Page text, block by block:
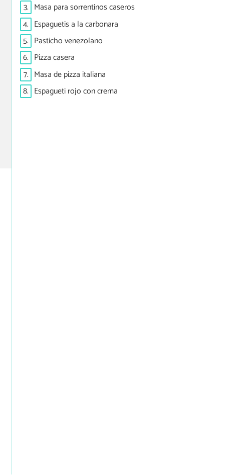
3. Masa para sorrentinos caseros
4. Espaguetis a la carbonara
5. Pasticho venezolano
6. Pizza casera
7. Masa de pizza italiana
8. Espagueti rojo con crema